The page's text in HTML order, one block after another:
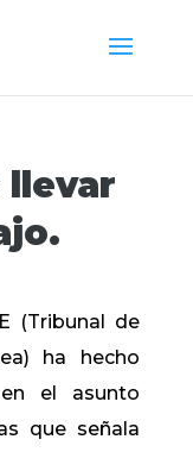
(Tribunal de
ha hecho
el asunto
que señala